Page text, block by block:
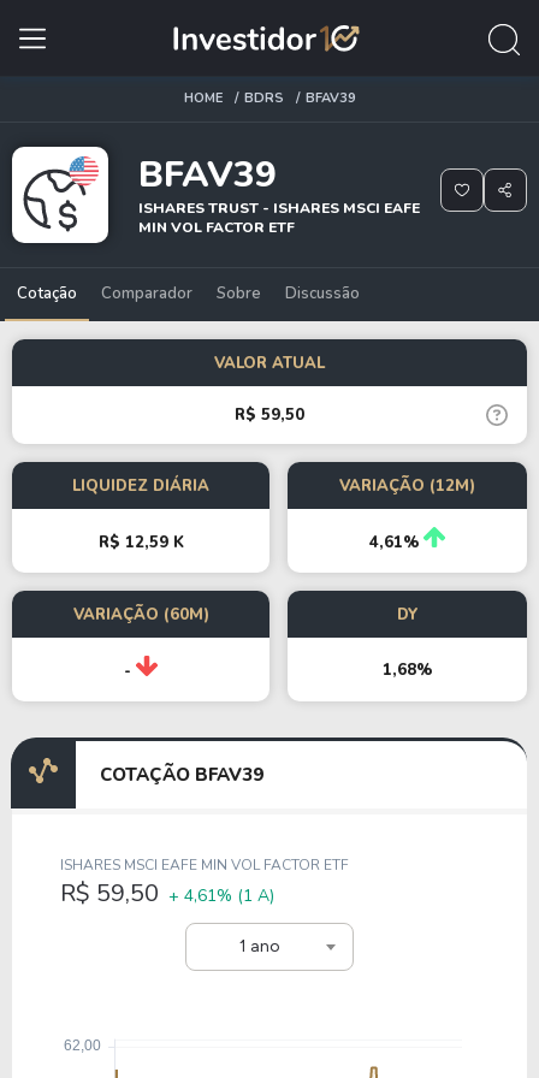
HOME BDRS BFAV39
BFAV39
ISHARES TRUST - ISHARES MSCI EAFE
MIN VOL FACTOR ETF
Cotação Comparador Sobre Discussão
VALOR ATUAL
R$ 59,50
LIQUIDEZ DIÁRIA
R$ 12,59 K
VARIAÇÃO (12M)
4,61%
VARIAÇÃO (60M)
-
DY
1,68%
COTAÇÃO BFAV39
1 ano
ISHARES MSCI EAFE MIN VOL FACTOR ETF
R$ 59,50 + 4,61% (1 A)